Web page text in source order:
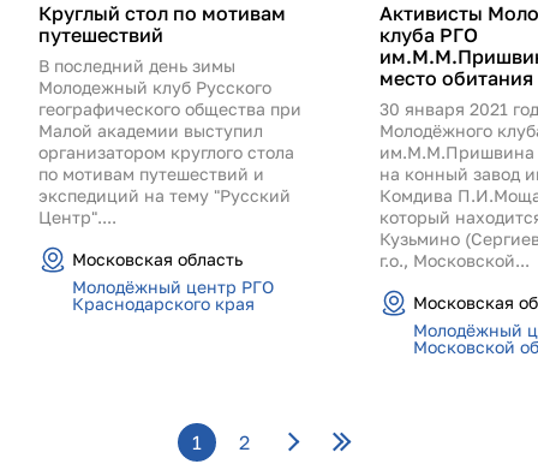
Круглый стол по мотивам
путешествий
В последний день зимы
Молодежный клуб Русского
географического общества при
Малой академии выступил
организатором круглого стола
по мотивам путешествий и
экспедиций на тему "Русский
Центр"....
Московская область
Молодёжный центр РГО
Краснодарского края
Активисты
клуба РГО
место
30 января 2021
Молодёжного
им.М.М.Пришвина
на конный завод
Комдива
который
Кузьмино
г.о., Московской...
Московская
Молодёжный
Московской
1 2